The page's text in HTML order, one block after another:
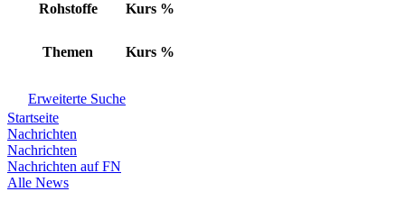
Rohstoffe Kurs %
Themen Kurs %
Erweiterte Suche
Startseite
Nachrichten
Nachrichten
Nachrichten auf FN
Alle News